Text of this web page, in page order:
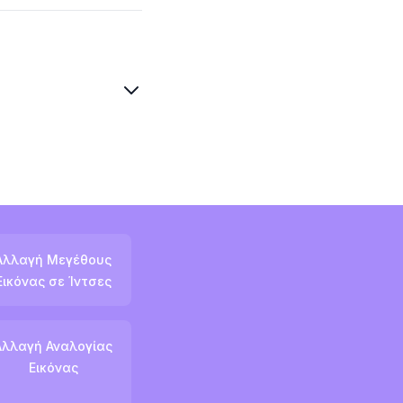
Μεγέθους
σε Ίντσες
Αναλογίας
Εικόνας